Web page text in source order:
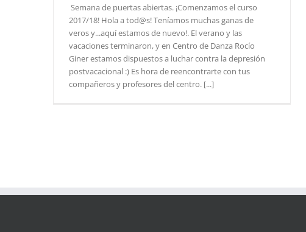
Semana de puertas abiertas. ¡Comenzamos el curso
2017/18! Hola a tod@s! Teníamos muchas ganas de
veros y...aquí estamos de nuevo!. El verano y las
vacaciones terminaron, y en Centro de Danza Rocío
Giner estamos dispuestos a luchar contra la depresión
postvacacional :) Es hora de reencontrarte con tus
compañeros y profesores del centro. [...]